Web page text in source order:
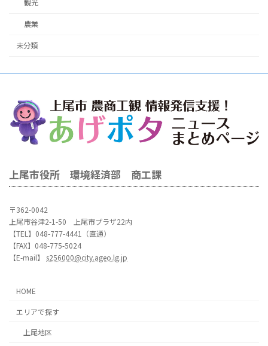
観光
農業
未分類
上尾市役所 環境経済部 商工課
〒362-0042
上尾市谷津2-1-50 上尾市プラザ22内
【TEL】048-777-4441（直通）
【FAX】048-775-5024
【E-mail】 s256000@city.ageo.lg.jp
HOME
エリアで探す
上尾地区